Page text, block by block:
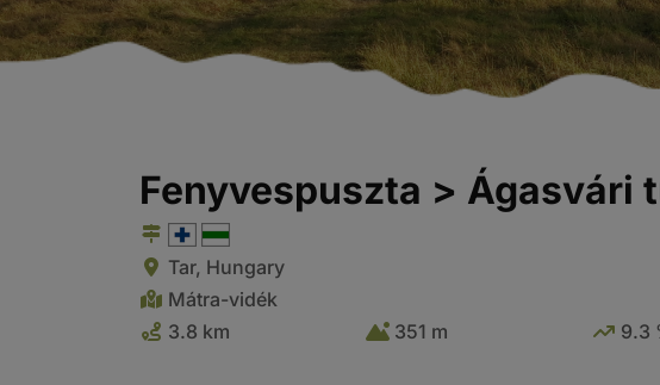
Fenyvespuszta > Ágasvári
Tar, Hungary
Mátra-vidék
3.8 km
351 m 9.3